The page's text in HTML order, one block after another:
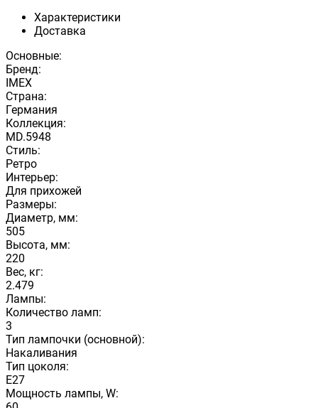
Характеристики
Доставка
Основные:
Бренд:
IMEX
Страна:
Германия
Коллекция:
MD.5948
Стиль:
Ретро
Интерьер:
Для прихожей
Размеры:
Диаметр, мм:
505
Высота, мм:
220
Вес, кг:
2.479
Лампы:
Количество ламп:
3
Тип лампочки (основной):
Накаливания
Тип цоколя:
E27
Мощность лампы, W: